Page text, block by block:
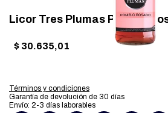
Licor Tres Plumas Pomelo
$ 30.635,01
Términos y condiciones
Garantía de devolución de 30 días
Envío: 2-3 días laborables